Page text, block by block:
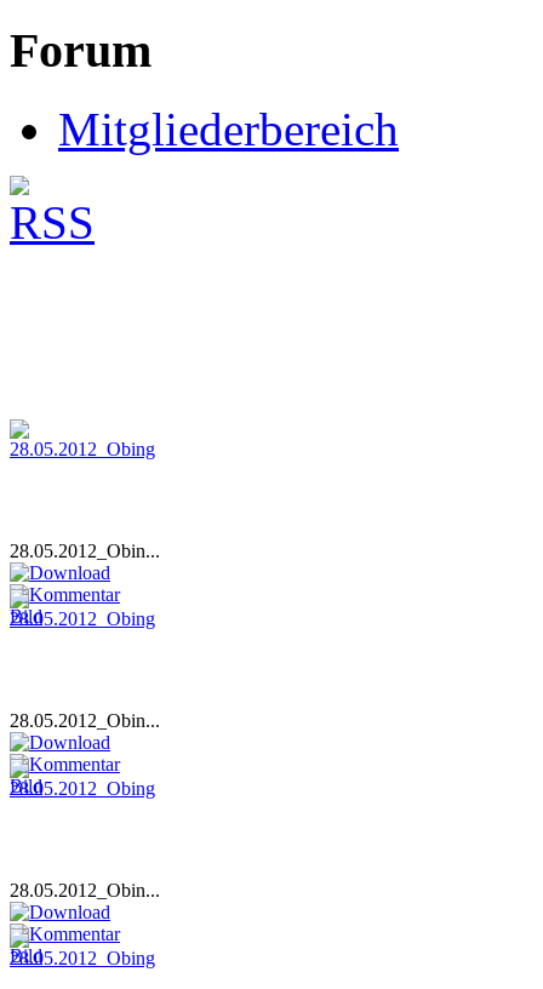
Forum
Mitgliederbereich
28.05.2012_Obin...
28.05.2012_Obin...
28.05.2012_Obin...